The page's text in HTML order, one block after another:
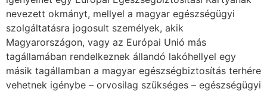
nevezett okmányt, mellyel a magyar egészségügyi
szolgáltatásra jogosult személyek, akik
Magyarországon, vagy az Európai Unió más
tagállamában rendelkeznek állandó lakóhellyel egy
másik tagállamban a magyar egészségbiztosítás terhére
vehetnek igénybe – orvosilag szükséges – egészségügyi